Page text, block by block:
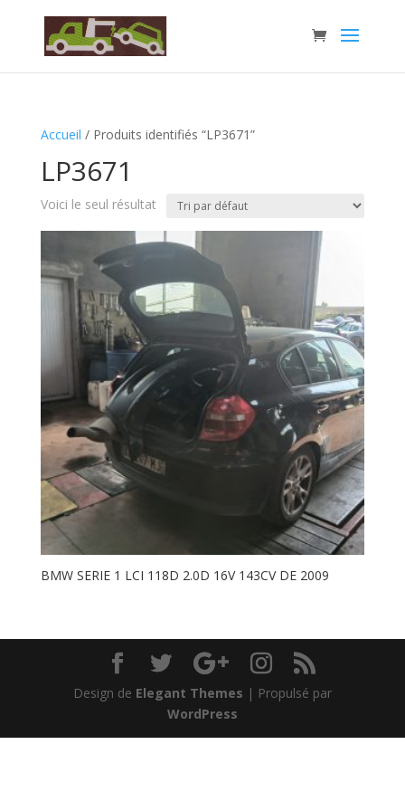
Accueil / Produits identifiés “LP3671”
LP3671
Voici le seul résultat
BMW SERIE 1 LCI 118D 2.0D 16V 143CV DE 2009
Design de Elegant Themes | Propulsé par
WordPress